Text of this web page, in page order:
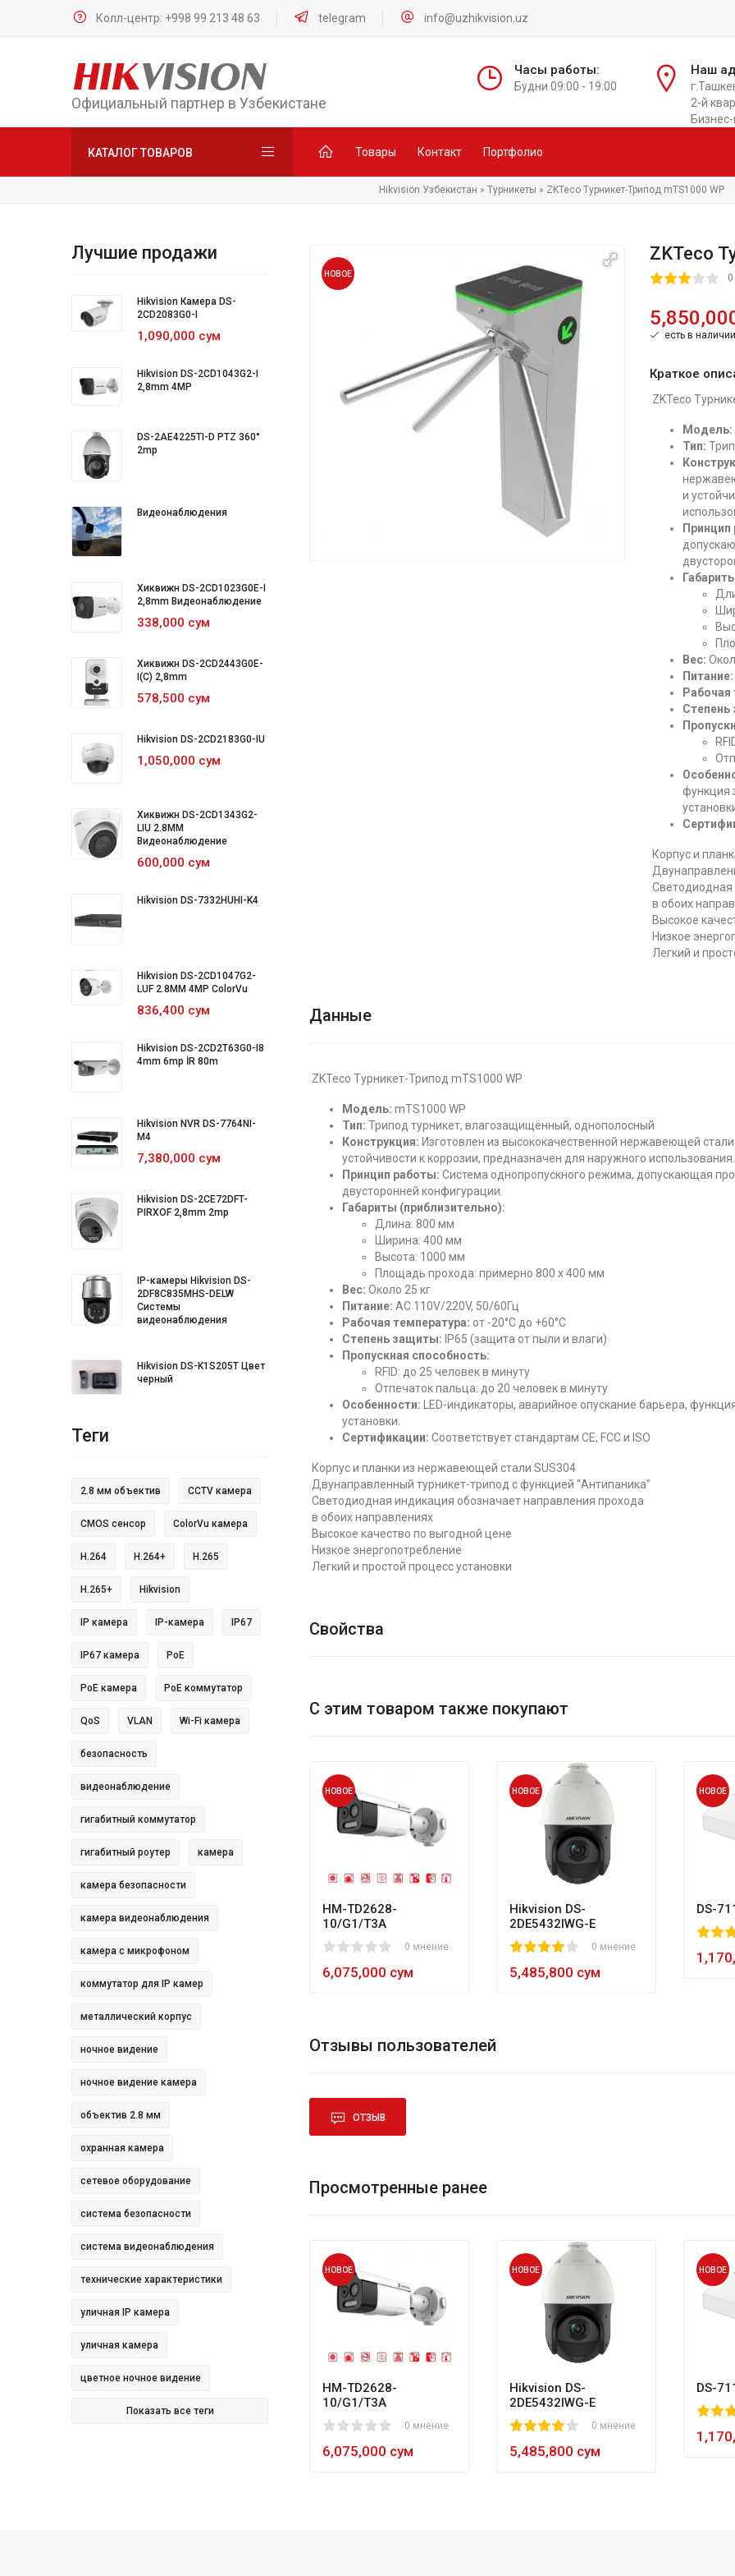
Колл-центр: +998 99 213 48 63 telegram info@uzhikvision.uz
HIKVISION
Официальный партнер в Узбекистане
Часы работы:
Будни 09:00 - 19:00
Наш
2-й
КАТАЛОГ ТОВАРОВ Товары Контакт Портфолио
Hikvision Узбекистан » Турникеты » ZKTeco Турникет-Трипод mTS1000 WP
НОВОЕ
ZKTeco
60 1
есть в наличии
Краткое
ZKTeco
Модель:
Тип:
и
Вес:
Питание:
Рабочая
функция
Корпус и
Светодиодная
в обоих
Высокое
Низкое
Легкий и
Данные
ZKTeco Турникет-Трипод mTS1000 WP
Модель: mTS1000 WP
Тип: Трипод турникет, влагозащищённый, однополосный
Конструкция: Изготовлен из высококачественной нержавеющей
устойчивости к коррозии, предназначен для наружного использования.
Принцип работы: Система однопропускного режима, допускающая
двусторонней конфигурации.
Габариты (приблизительно):
Длина: 800 мм
Ширина: 400 мм
Высота: 1000 мм
Площадь прохода: примерно 800 x 400 мм
Вес: Около 25 кг
Питание: AC 110V/220V, 50/60Гц
Рабочая температура: от -20°C до +60°C
Степень защиты: IP65 (защита от пыли и влаги)
Пропускная способность:
RFID: до 25 человек в минуту
Отпечаток пальца: до 20 человек в минуту
Особенности: LED-индикаторы, аварийное опускание барьера,
установки.
Сертификации: Соответствует стандартам CE, FCC и ISO
Корпус и планки из нержавеющей стали SUS304
Двунаправленный турникет-трипод с функцией “Антипаника”
Светодиодная индикация обозначает направления прохода
в обоих направлениях
Высокое качество по выгодной цене
Низкое энергопотребление
Легкий и простой процесс установки
Свойства
С этим товаром также покупают
НОВОЕ
HM-TD2628-
10/G1/T3A
0 0 мнение
6,075,000 сум
НОВОЕ
Hikvision DS-
2DE5432IWG-E
80 1 2 0 мнение
5,485,800 сум
НОВОЕ
DS-
Отзывы пользователей
ОТЗЫВ
Просмотренные ранее
НОВОЕ
HM-TD2628-
10/G1/T3A
0 мнение
6,075,000 сум
НОВОЕ
Hikvision DS-
2DE5432IWG-E
80 1 2 0 мнение
5,485,800 сум
НОВОЕ
DS-
Лучшие продажи
Hikvision Камера DS-
2CD2083G0-I
1,090,000 сум
Hikvision DS-2CD1043G2-I
2,8mm 4MP
DS-2AE4225TI-D PTZ 360°
2mp
Видеонаблюдения
Хиквижн DS-2CD1023G0E-I
2,8mm Видеонаблюдение
338,000 сум
Хиквижн DS-2CD2443G0E-
I(C) 2,8mm
578,500 сум
Hikvision DS-2CD2183G0-IU
1,050,000 сум
Хиквижн DS-2CD1343G2-
LIU 2.8MM
Видеонаблюдение
600,000 сум
Hikvision DS-7332HUHI-K4
Hikvision DS-2CD1047G2-
LUF 2.8MM 4MP ColorVu
836,400 сум
Hikvision DS-2CD2T63G0-I8
4mm 6mp İR 80m
Hikvision NVR DS-7764NI-
M4
7,380,000 сум
Hikvision DS-2CE72DFT-
PIRXOF 2,8mm 2mp
IP-камеры Hikvision DS-
2DF8C835MHS-DELW
Системы
видеонаблюдения
Hikvision DS-K1S205T Цвет
черный
Теги
2.8 мм объектив CCTV камера
CMOS сенсор ColorVu камера
H.264 H.264+ H.265
H.265+ Hikvision
IP камера IP-камера IP67
IP67 камера PoE
PoE камера PoE коммутатор
QoS VLAN Wi-Fi камера
безопасность
видеонаблюдение
гигабитный коммутатор
гигабитный роутер камера
камера безопасности
камера видеонаблюдения
камера с микрофоном
коммутатор для IP камер
металлический корпус
ночное видение
ночное видение камера
объектив 2.8 мм
охранная камера
сетевое оборудование
система безопасности
система видеонаблюдения
технические характеристики
уличная IP камера
уличная камера
цветное ночное видение
Показать все теги